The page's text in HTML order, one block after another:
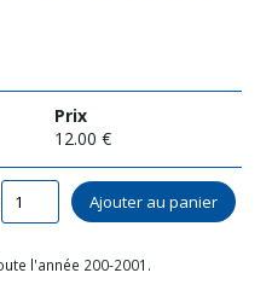
Prix
12.00 €
l'année 200-2001.